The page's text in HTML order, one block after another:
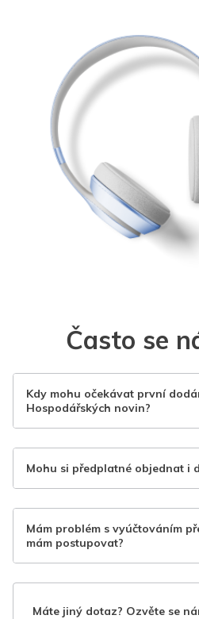
Často se
Kdy mohu očekávat první
Hospodářských novin?
Mohu si předplatné objednat i
Mám problém s vyúčtováním
mám postupovat?
Máte jiný dotaz? Ozvěte se